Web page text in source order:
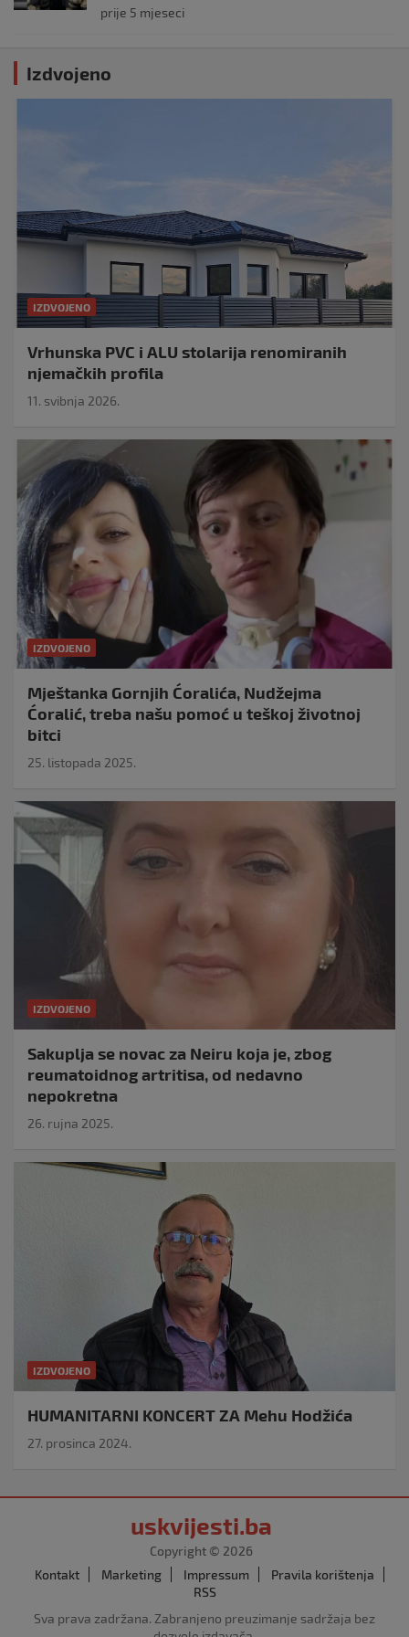
prije 5 mjeseci
Izdvojeno
IZDVOJENO
Vrhunska PVC i ALU stolarija renomiranih
njemačkih profila
11. svibnja 2026.
IZDVOJENO
Mještanka Gornjih Ćoralića, Nudžejma
Ćoralić, treba našu pomoć u teškoj životnoj
bitci
25. listopada 2025.
IZDVOJENO
Sakuplja se novac za Neiru koja je, zbog
reumatoidnog artritisa, od nedavno
nepokretna
26. rujna 2025.
IZDVOJENO
HUMANITARNI KONCERT ZA Mehu Hodžića
27. prosinca 2024.
uskvijesti.ba
Copyright © 2026
Kontakt
Marketing Impressum
Pravila korištenja
RSS
Sva prava zadržana. Zabranjeno preuzimanje sadržaja bez